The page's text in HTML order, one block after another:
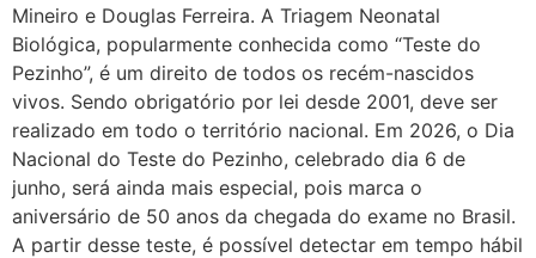
Mineiro e Douglas Ferreira. A Triagem Neonatal
Biológica, popularmente conhecida como “Teste do
Pezinho”, é um direito de todos os recém-nascidos
vivos. Sendo obrigatório por lei desde 2001, deve ser
realizado em todo o território nacional. Em 2026, o Dia
Nacional do Teste do Pezinho, celebrado dia 6 de
junho, será ainda mais especial, pois marca o
aniversário de 50 anos da chegada do exame no Brasil.
A partir desse teste, é possível detectar em tempo hábil